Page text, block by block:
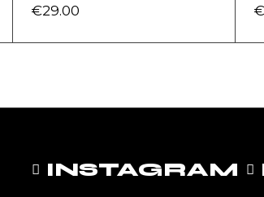
€29.00 €
INSTAGRAM